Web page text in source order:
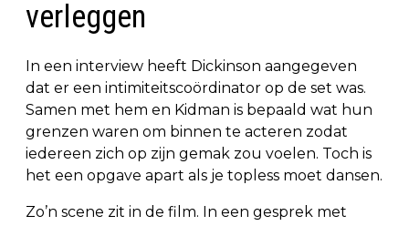
verleggen
In een interview heeft Dickinson aangegeven
dat er een intimiteitscoördinator op de set was.
Samen met hem en Kidman is bepaald wat hun
grenzen waren om binnen te acteren zodat
iedereen zich op zijn gemak zou voelen. Toch is
het een opgave apart als je topless moet dansen.
Zo’n scene zit in de film. In een gesprek met